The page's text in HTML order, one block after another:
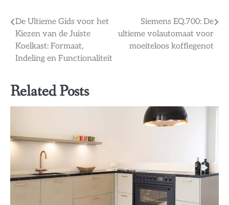
Bericht
navigatie
De Ultieme Gids voor het
Kiezen van de Juiste
Koelkast: Formaat,
Indeling en Functionaliteit
Siemens EQ.700: De
ultieme volautomaat voor
moeiteloos koffiegenot
Related Posts